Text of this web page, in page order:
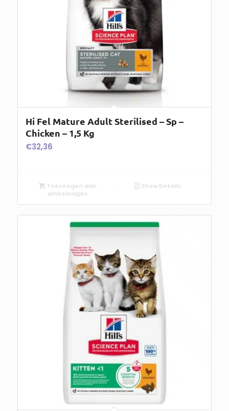
Hi Fel Mature Adult Sterilised – Sp –
Chicken – 1,5 Kg
€32,36
Toevoegen aan
winkelwagen
Show Details